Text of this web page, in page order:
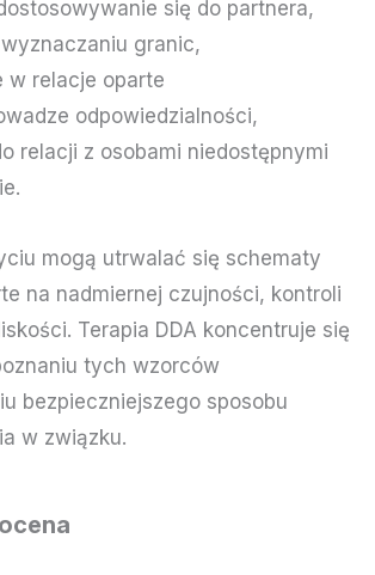
się do partnera,
granic,
w relacje oparte
odpowiedzialności,
relacji z osobami niedostępnymi
mogą utrwalać się schematy
na nadmiernej czujności, kontroli
Terapia DDA koncentruje się
tych wzorców
bezpieczniejszego sposobu
w związku.